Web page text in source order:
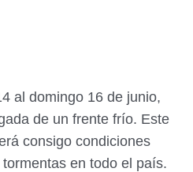
al domingo 16 de junio,
de un frente frío. Este
consigo condiciones
en todo el país.